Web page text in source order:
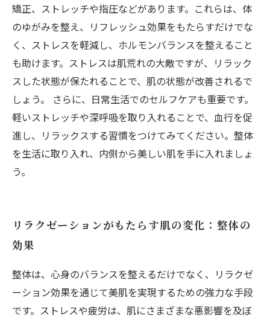
矯正、ストレッチや指圧などがあります。これらは、体
のゆがみを整え、リフレッシュ効果をもたらすだけでな
く、ストレスを軽減し、ホルモンバランスを整えること
も助けます。ストレスは肌荒れの大敵ですが、リラック
スした状態が保たれることで、肌の状態が改善されるで
しょう。 さらに、日常生活でのセルフケアも重要です。
軽いストレッチや深呼吸を取り入れることで、血行を促
進し、リラックスする習慣をつけてみてください。整体
を生活に取り入れ、内側から美しい肌を手に入れましょ
う。
リラクゼーションがもたらす肌の変化：整体の
効果
整体は、心身のバランスを整えるだけでなく、リラクゼ
ーション効果を通じて美肌を実現するための強力な手段
です。ストレスや疲労は、肌にさまざまな悪影響を及ぼ